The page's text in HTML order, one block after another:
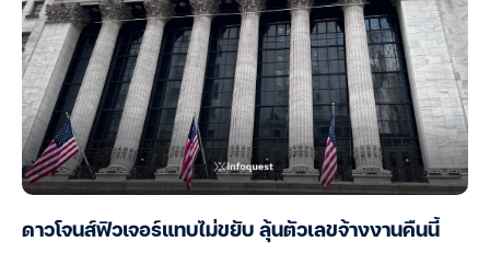
ดาวโจนส์ฟิวเจอร์แทบไม่ขยับ ลุ้นตัวเลขจ้างงานคืนนี้